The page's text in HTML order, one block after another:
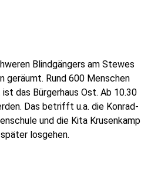
Blindgängers am Stewes
geräumt. Rund 600 Menschen
das Bürgerhaus Ost. Ab 10.30
Das betrifft u.a. die Konrad-
und die Kita Krusenkamp
losgehen.